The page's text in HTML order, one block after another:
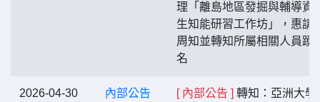
理「離島地區發掘與輔導資
生知能研習工作坊」，惠請
周知並轉知所屬相關人員踴
名
2026-04-30 內部公告 [ 內部公告 ] 轉知：亞洲大學